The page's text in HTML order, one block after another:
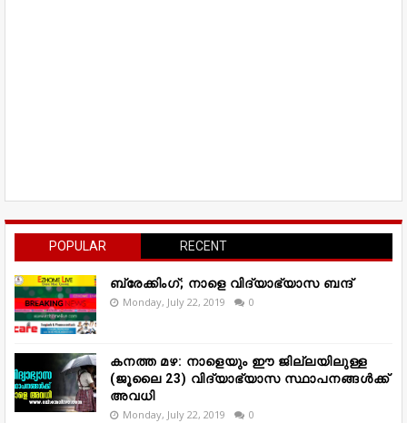
POPULAR RECENT
ബ്രേക്കിംഗ്; നാളെ വിദ്യാഭ്യാസ ബന്ദ്
Monday, July 22, 2019 0
കനത്ത മഴ: നാളെയും ഈ ജില്ലയിലുള്ള
(ജൂലൈ 23) വിദ്യാഭ്യാസ സ്ഥാപനങ്ങൾക്ക്
അവധി
Monday, July 22, 2019 0